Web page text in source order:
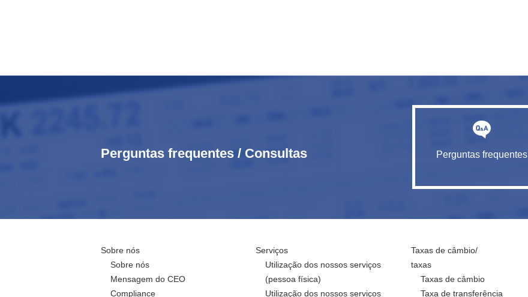
Perguntas frequentes / Consultas Perguntas frequentes
Sobre nós
Sobre nós
Mensagem do CEO
Compliance
Serviços
Utilização dos nossos serviços
(pessoa física)
Utilização dos nossos serviços
Taxas de câmbio/
taxas
Taxas de câmbio
Taxa de transferência